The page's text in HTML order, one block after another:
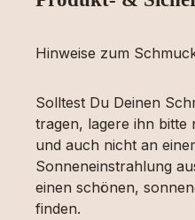
Hinweise zum
Solltest Du Deinen
tragen, lagere ihn bitte
und auch nicht an
Sonneneinstrahlung
einen schönen,
finden.